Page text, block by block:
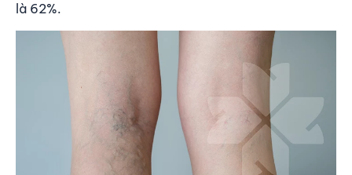
là 62%.